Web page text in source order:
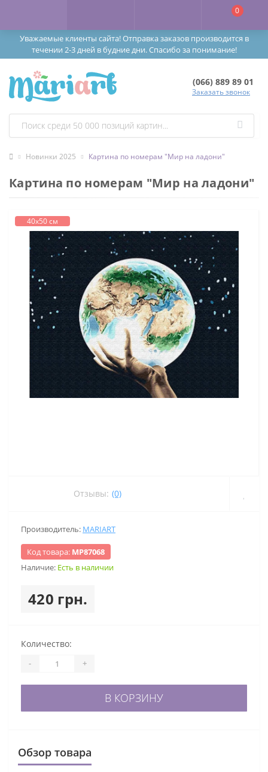
Уважаемые клиенты сайта! Отправка заказов производится в
течении 2-3 дней в будние дни. Спасибо за понимание!
0
(066) 889 89 01
Заказать звонок
Новинки 2025 Картина по номерам "Мир на ладони"
Картина по номерам "Мир на ладони"
40х50 см
Отзывы: (0)
Производитель: MARIART
Код товара: МР87068
Наличие: Есть в наличии
420 грн.
Количество:
- +
В КОРЗИНУ
Обзор товара